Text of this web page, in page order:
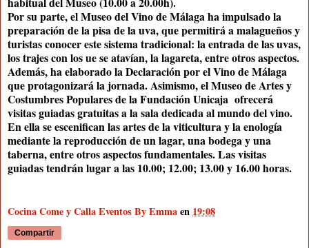
Por su parte, el Museo del Vino de Málaga ha impulsado la
preparación de la pisa de la uva, que permitirá a malagueños y
turistas conocer este sistema tradicional: la entrada de las uvas,
los trajes con los ue se atavían, la lagareta, entre otros aspectos.
Además, ha elaborado la Declaración por el Vino de Málaga
que protagonizará la jornada. Asimismo, el Museo de Artes y
Costumbres Populares de la Fundación Unicaja ofrecerá
visitas guiadas gratuitas a la sala dedicada al mundo del vino.
En ella se escenifican las artes de la viticultura y la enología
mediante la reproducción de un lagar, una bodega y una
taberna, entre otros aspectos fundamentales. Las visitas
guiadas tendrán lugar a las 10.00; 12.00; 13.00 y 16.00 horas.
Cocina Come y Calla Eventos By Emmaen19:08
Compartir